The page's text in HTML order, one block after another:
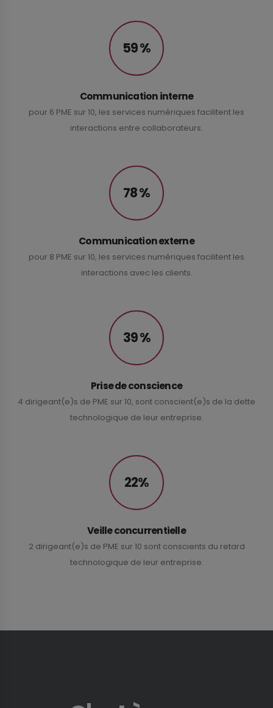
59 %
Communication interne
pour 6 PME sur 10, les services numériques facilitent les
interactions entre collaborateurs.
78 %
Communication externe
pour 8 PME sur 10, les services numériques facilitent les
interactions avec les clients.
39 %
Prise de conscience
4 dirigeant(e)s de PME sur 10, sont conscient(e)s de la dette
technologique de leur entreprise.
22%
Veille concurrentielle
2 dirigeant(e)s de PME sur 10 sont conscients du retard
technologique de leur entreprise.